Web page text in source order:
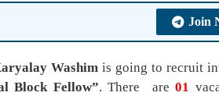
Join
Washimis going to recruit
Block Fellow”. There are01